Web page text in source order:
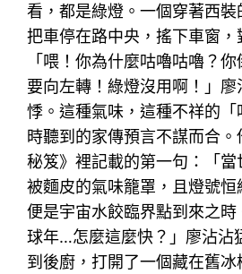
看，都是綠燈。一個穿著西
把車停在路中央，搖下車窗，
「喂！你為什麼咕嚕咕嚕？
要向左轉！綠燈沒用啊！」
悸。這種氣味，這種不祥的
時聽到的家傳預言不謀而合
秘笈》裡記載的第一句：「
被麵皮的氣味籠罩，且燈號恒
便是宇宙水餃臨界點到來之
球年…怎麼這麼快？」廖沾沾
到後廚，打開了一個藏在舊